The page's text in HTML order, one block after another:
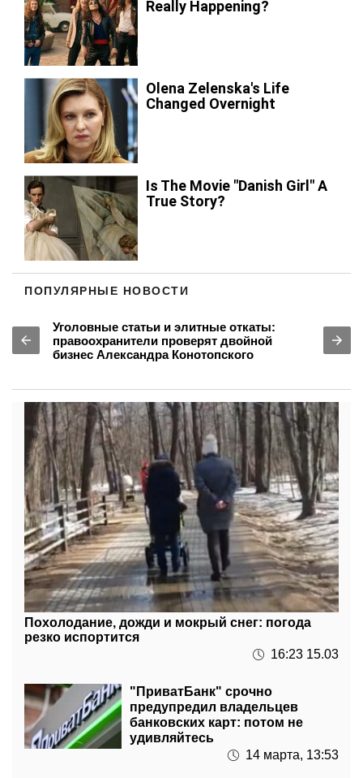
ПОПУЛЯРНЫЕ НОВОСТИ
Практически голая Надя Дорофеева
"оглушила" в интересных позах: упругая
попка вскипятит кровь
Похолодание, дожди и мокрый снег: погода
резко испортится
16:23 15.03
"ПриватБанк" срочно
предупредил владельцев
банковских карт: потом не
удивляйтесь
14 марта, 13:53